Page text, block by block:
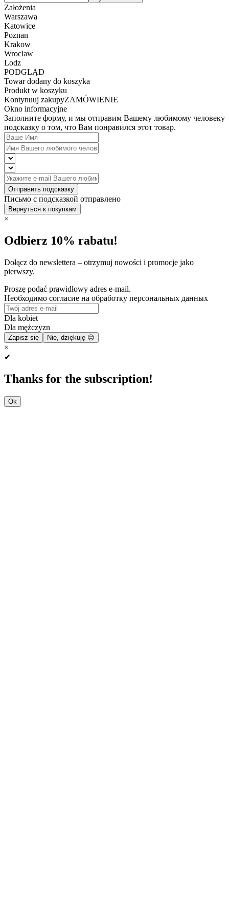
Założenia
Warszawa
Katowice
Poznan
Krakow
Wroclaw
Lodz
PODGLĄD
Towar dodany do koszyka
Produkt w koszyku
Kontynuuj zakupyZAMÓWIENIE
Okno informacyjne
Заполните форму, и мы отправим Вашему любимому человеку
подсказку о том, что Вам понравился этот товар.
Отправить подсказку
Письмо с подсказкой отправлено
Вернуться к покупкам
×
Odbierz 10% rabatu!
Dołącz do newslettera – otrzymuj nowości i promocje jako
pierwszy.
Proszę podać prawidłowy adres e-mail.
Необходимо согласие на обработку персональных данных
Dla kobiet
Dla mężczyzn
Zapisz się Nie, dziękuję 😔
×
✔
Thanks for the subscription!
Ok